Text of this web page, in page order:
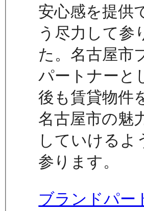
安心感を提供
う尽力して参
た。名古屋市
パートナーと
後も賃貸物件
名古屋市の魅
していけるよ
参ります。
ブランドパー